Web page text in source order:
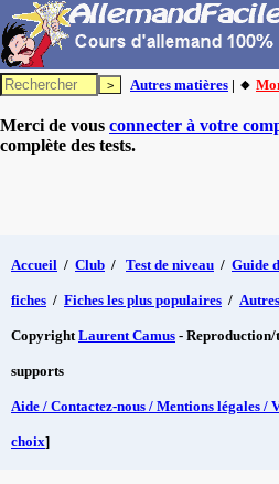
Autres matières | 🔸
Merci de vous connecter à votre
complète des tests.
Accueil / Club / Test de niveau / Guide
fiches / Fiches les plus populaires /
CopyrightLaurent Camus -
supports
Aide / Contactez-nous / Mentions légales /
choix]